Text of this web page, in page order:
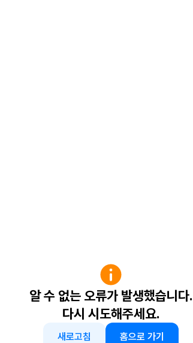
알 수 없는 오류가 발생했습니다.
다시 시도해주세요.
새로고침 홈으로 가기